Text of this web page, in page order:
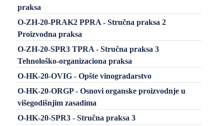
praksa
O-ZH-20-PRAK2 PPRA - Stručna praksa 2
Proizvodna praksa
O-ZH-20-SPR3 TPRA - Stručna praksa 3
Tehnološko-organizaciona praksa
O-HK-20-OVIG - Opšte vinogradarstvo
O-HK-20-ORGP - Osnovi organske proizvodnje u
višegodišnjim zasadima
O-HK-20-SPR3 - Stručna praksa 3